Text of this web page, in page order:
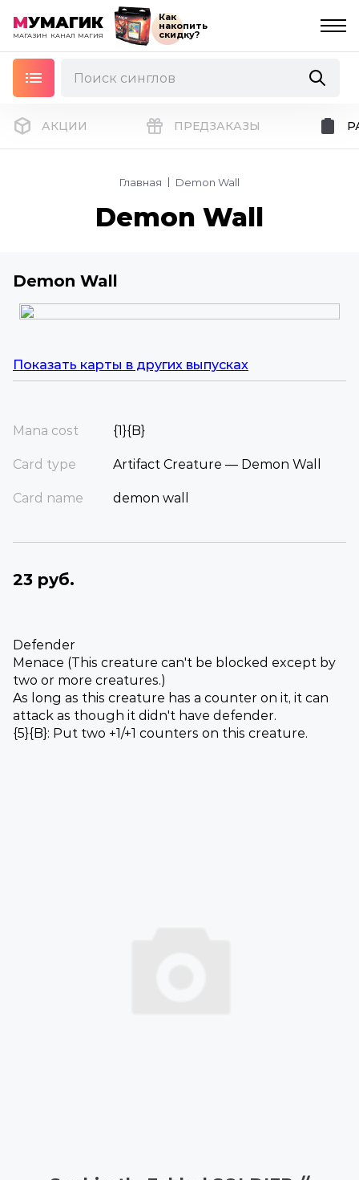
МУМАГИК
МАГАЗИН КАНАЛ МАГИЯ
Как
накопить
скидку?
АКЦИИ ПРЕДЗАКАЗЫ
Главная Demon Wall
Demon Wall
Demon Wall
Показать карты в других выпусках
Mana cost {1}{B}
Card type Artifact Creature — Demon Wall
Card name demon wall
23 руб.
Defender
Menace (This creature can't be blocked except by
two or more creatures.)
As long as this creature has a counter on it, it can
attack as though it didn't have defender.
{5}{B}: Put two +1/+1 counters on this creature.